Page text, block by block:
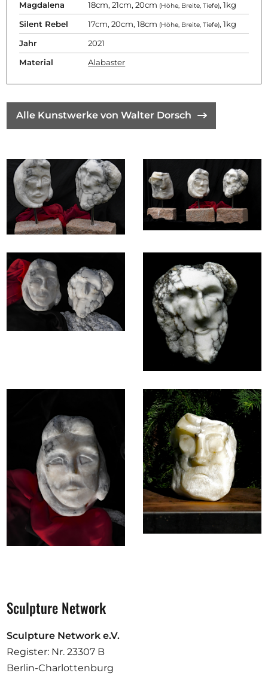
Magdalena 18cm, 21cm, 20cm (Höhe, Breite, Tiefe), 1kg
Silent Rebel 17cm, 20cm, 18cm (Höhe, Breite, Tiefe), 1kg
Jahr 2021
Material Alabaster
Alle Kunstwerke von Walter Dorsch
Sculpture Network
Sculpture Network e.V.
Register: Nr. 23307 B
Berlin-Charlottenburg